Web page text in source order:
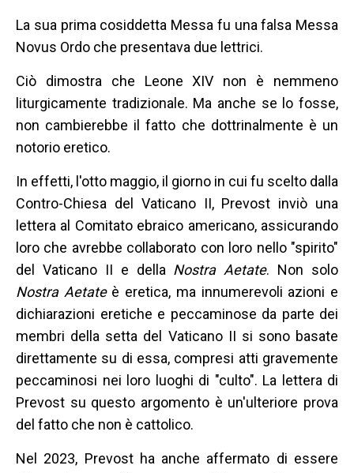
La sua prima cosiddetta Messa fu una falsa Messa
Novus Ordo che presentava due lettrici.
Ciò dimostra che Leone XIV non è nemmeno
liturgicamente tradizionale. Ma anche se lo fosse,
non cambierebbe il fatto che dottrinalmente è un
notorio eretico.
In effetti, l'otto maggio, il giorno in cui fu scelto dalla
Contro-Chiesa del Vaticano II, Prevost inviò una
lettera al Comitato ebraico americano, assicurando
loro che avrebbe collaborato con loro nello "spirito"
del Vaticano II e della Nostra Aetate. Non solo
Nostra Aetateè eretica, ma innumerevoli azioni e
dichiarazioni eretiche e peccaminose da parte dei
membri della setta del Vaticano II si sono basate
direttamente su di essa, compresi atti gravemente
peccaminosi nei loro luoghi di "culto". La lettera di
Prevost su questo argomento è un'ulteriore prova
del fatto che non è cattolico.
Nel 2023, Prevost ha anche affermato di essere